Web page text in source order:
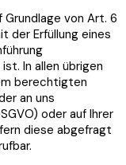
von Art. 6
der Erfüllung eines
In allen übrigen
berechtigten
an uns
oder auf Ihrer
diese abgefragt